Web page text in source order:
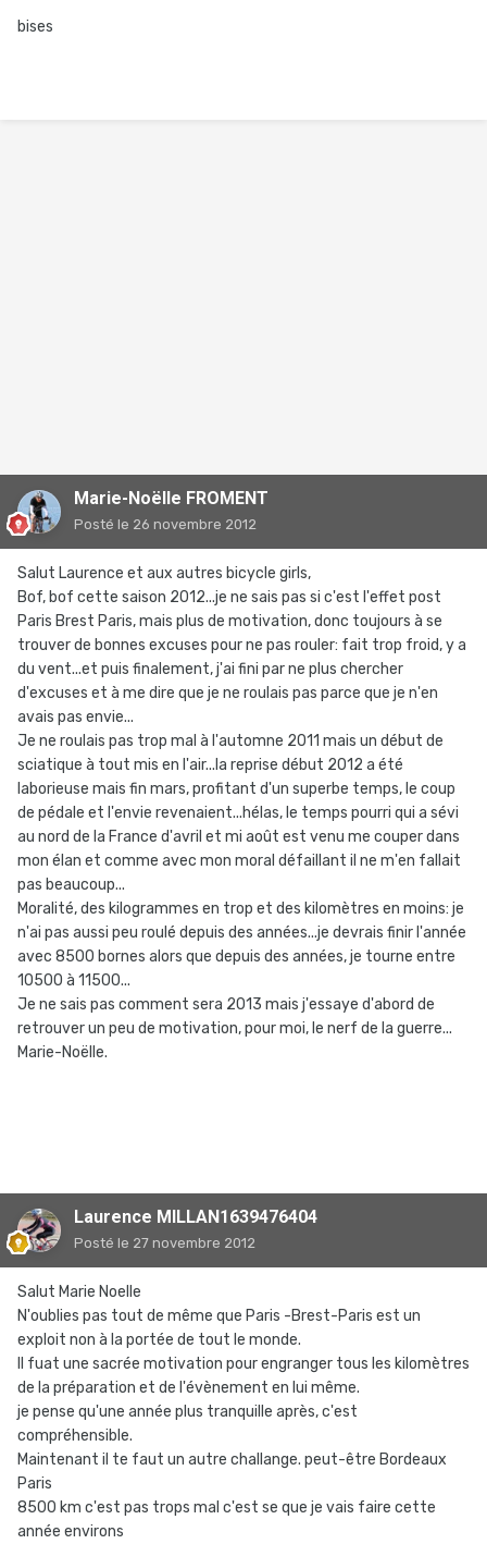
bises
Marie-Noëlle FROMENT
Posté le 26 novembre 2012
Salut Laurence et aux autres bicycle girls,
Bof, bof cette saison 2012...je ne sais pas si c'est l'effet post
Paris Brest Paris, mais plus de motivation, donc toujours à se
trouver de bonnes excuses pour ne pas rouler: fait trop froid, y a
du vent...et puis finalement, j'ai fini par ne plus chercher
d'excuses et à me dire que je ne roulais pas parce que je n'en
avais pas envie...
Je ne roulais pas trop mal à l'automne 2011 mais un début de
sciatique à tout mis en l'air...la reprise début 2012 a été
laborieuse mais fin mars, profitant d'un superbe temps, le coup
de pédale et l'envie revenaient...hélas, le temps pourri qui a sévi
au nord de la France d'avril et mi août est venu me couper dans
mon élan et comme avec mon moral défaillant il ne m'en fallait
pas beaucoup...
Moralité, des kilogrammes en trop et des kilomètres en moins: je
n'ai pas aussi peu roulé depuis des années...je devrais finir l'année
avec 8500 bornes alors que depuis des années, je tourne entre
10500 à 11500...
Je ne sais pas comment sera 2013 mais j'essaye d'abord de
retrouver un peu de motivation, pour moi, le nerf de la guerre...
Marie-Noëlle.
Laurence MILLAN1639476404
Posté le 27 novembre 2012
Salut Marie Noelle
N'oublies pas tout de même que Paris -Brest-Paris est un
exploit non à la portée de tout le monde.
Il fuat une sacrée motivation pour engranger tous les kilomètres
de la préparation et de l'évènement en lui même.
je pense qu'une année plus tranquille après, c'est
compréhensible.
Maintenant il te faut un autre challange. peut-être Bordeaux
Paris
8500 km c'est pas trops mal c'est se que je vais faire cette
année environs